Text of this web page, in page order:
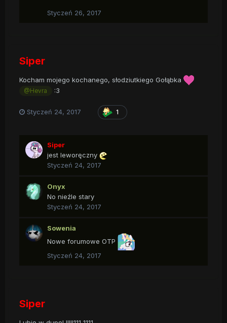
Styczeń 26, 2017
Siper
Kocham mojego kochanego, słodziutkiego Gołąbka
@Hevra :3
Styczeń 24, 2017 1
Siper
jest leworęczny
Styczeń 24, 2017
Onyx
No nieźle stary
Styczeń 24, 2017
Sowenia
Nowe forumowe OTP
Styczeń 24, 2017
Siper